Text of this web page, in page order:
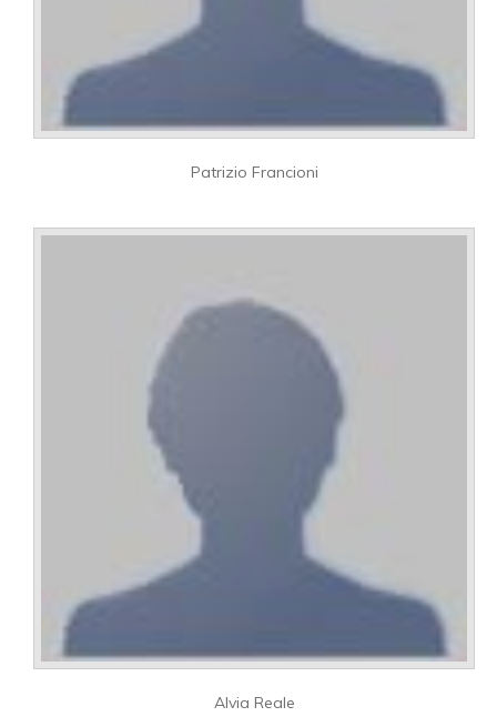
Patrizio Francioni
Alvia Reale